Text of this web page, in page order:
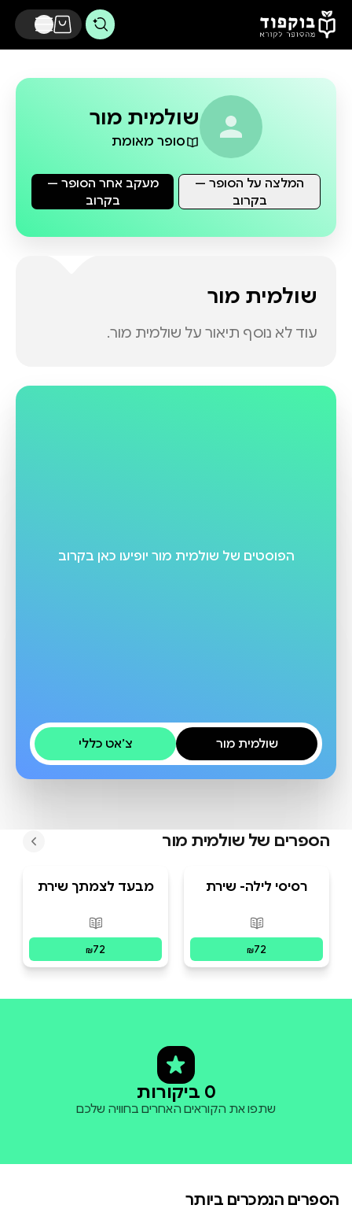
דלג לתוכן הראשי
שולמית מור
סופר מאומת
מעקב אחר הסופר —
בקרוב
המלצה על הסופר —
בקרוב
שולמית מור
עוד לא נוסף תיאור על שולמית מור.
הפוסטים של שולמית מור יופיעו כאן בקרוב
שולמית מור צ׳אט כללי
הספרים של שולמית מור
רסיסי לילה- שירת
פורמטים זמינים
₪72
מבעד לצמתך שירת
פורמטים זמינים
₪72
0 ביקורות
שתפו את הקוראים האחרים בחוויה שלכם
הספרים הנמכרים ביותר